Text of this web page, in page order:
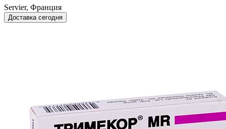
Servier, Франция
Доставка сегодня